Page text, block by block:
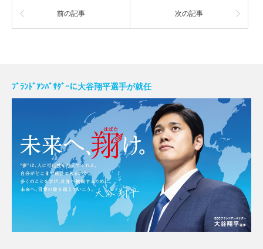
前の記事 次の記事
ﾌﾞﾗﾝﾄﾞｱﾝﾊﾞｻﾀﾞｰに大谷翔平選手が就任